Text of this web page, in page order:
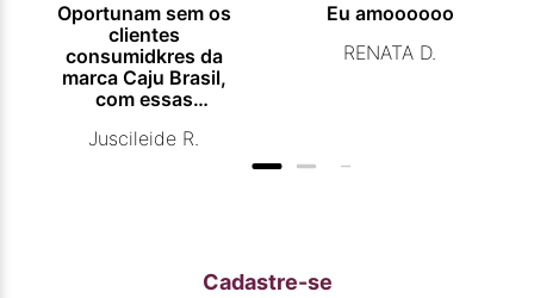
Oportunam sem os
clientes
consumidkres da
marca Caju Brasil,
com essas
promocionais de
qualidade que vcs
entregam. Parabéns
Juscileide R.
Eu amoooooo
RENATA D.
Cadastre-se